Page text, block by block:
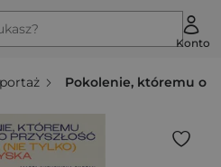
Konto
Pokolenie, któremu